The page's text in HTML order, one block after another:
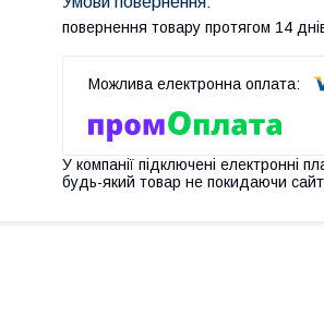
повернення товару протягом 14
У компанії підключені електронні
будь-який товар не покидаючи